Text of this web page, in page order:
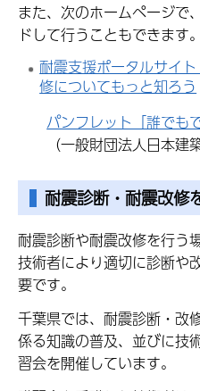
また、次のホームページで
ドして行うこともできます。
耐震支援ポータルサイ
修についてもっと知ろう
パンフレット「誰でも
（一般財団法人日本建
耐震診断・耐震改修
耐震診断や耐震改修を行う
技術者により適切に診断や
要です。
千葉県では、耐震診断・改
係る知識の普及、並びに技
習会を開催しています。